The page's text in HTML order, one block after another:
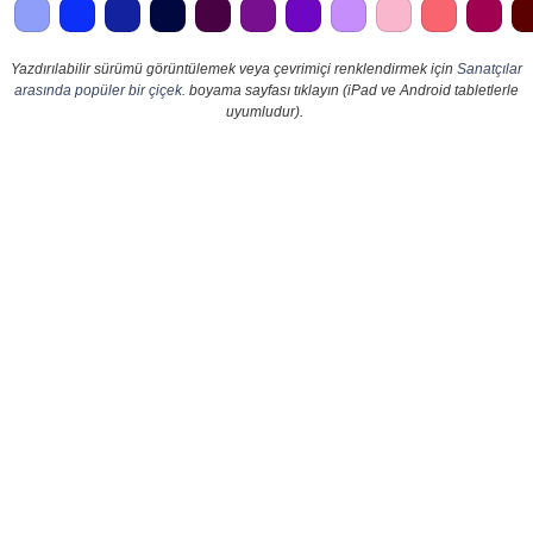
Yazdırılabilir sürümü görüntülemek veya çevrimiçi renklendirmek için Sanatçılar
arasında popüler bir çiçek. boyama sayfası tıklayın (iPad ve Android tabletlerle
uyumludur).